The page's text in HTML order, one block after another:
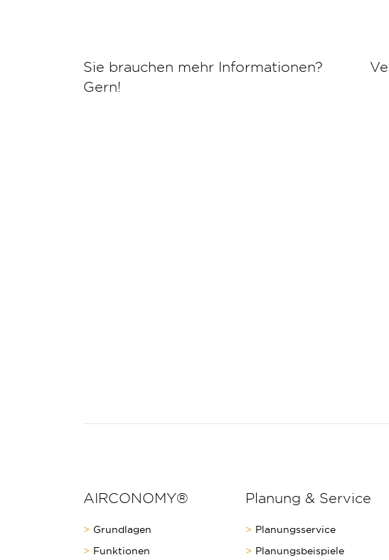
Sie brauchen mehr Informationen?
Gern!
AIRCONOMY®
Grundlagen
Funktionen
Planung & Service
Planungsservice
Planungsbeispiele